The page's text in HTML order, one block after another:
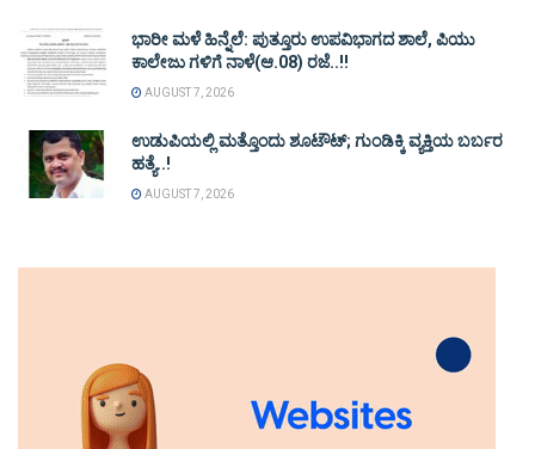
ಭಾರೀ ಮಳೆ ಹಿನ್ನೆಲೆ: ಪುತ್ತೂರು ಉಪವಿಭಾಗದ ಶಾಲೆ, ಪಿಯು
ಕಾಲೇಜು ಗಳಿಗೆ ನಾಳೆ(ಆ.08) ರಜೆ..!!
AUGUST 7, 2026
ಉಡುಪಿಯಲ್ಲಿ ಮತ್ತೊಂದು ಶೂಟೌಟ್‌; ಗುಂಡಿಕ್ಕಿ ವ್ಯಕ್ತಿಯ ಬರ್ಬರ
ಹತ್ಯೆ..!
AUGUST 7, 2026